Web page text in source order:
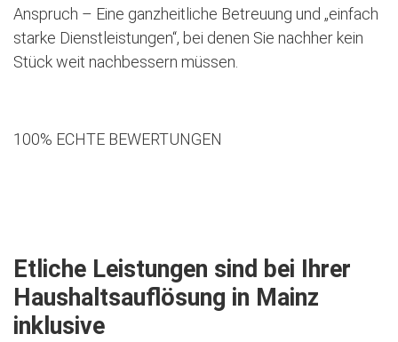
Anspruch – Eine ganzheitliche Betreuung und „einfach
starke Dienstleistungen“, bei denen Sie nachher kein
Stück weit nachbessern müssen.
100% ECHTE BEWERTUNGEN
Etliche Leistungen sind bei Ihrer
Haushaltsauflösung in Mainz
inklusive